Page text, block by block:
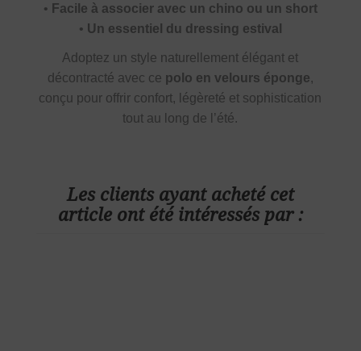
• Facile à associer avec un chino ou un short
• Un essentiel du dressing estival
Adoptez un style naturellement élégant et
décontracté avec ce polo en velours éponge,
conçu pour offrir confort, légèreté et sophistication
tout au long de l’été.
Les clients ayant acheté cet
article ont été intéressés par :